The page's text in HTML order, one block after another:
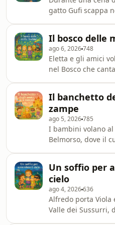
gatto Gufi scappa
Terzina:
nominando i
di attraversare la
trova Gufi tremante
la sua stessa
Il bosco delle
ago 6, 2026748
Eletta e gli amici
nel Bosco che
Il banchetto
zampe
ago 5, 2026785
I bambini volano al
Belmorso, dove il
donano il cibo da
salva.
Un soffio per
cielo
ago 4, 2026636
Alfredo porta Viola
Valle dei Sussurri,